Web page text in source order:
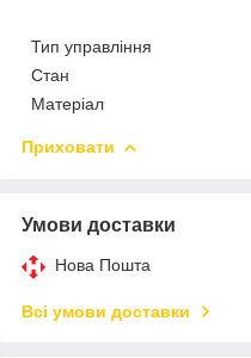
Тип управління
Стан
Матеріал
Приховати
Умови доставки
Нова Пошта
Всі умови доставки